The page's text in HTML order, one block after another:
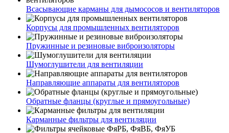
Всасывающие карманы для дымососов и вентиляторов
Корпусы для промышленных вентиляторов
Пружинные и резиновые виброизоляторы
Шумоглушители для вентиляции
Направляющие аппараты для вентиляторов
Обратные фланцы (круглые и прямоугольные)
Карманные фильтры для вентиляции